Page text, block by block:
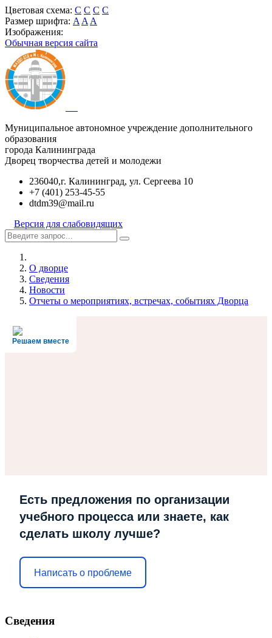
Цветовая схема: C C C C
Размер шрифта: A A A
Изображения:
Обычная версия сайта
Муниципальное автономное учреждение дополнительного
образования
города Калининграда
Дворец творчества детей и молодежи
236040,г. Калининград, ул. Сергеева 10
+7 (401) 253-45-55
dtdm39@mail.ru
Версия для слабовидящих
О дворце
Сведения
Новости
Отчеты о мероприятиях, встречах, событиях Дворца
Решаем вместе
Есть предложения по организации
учебного процесса или знаете, как
сделать школу лучше?
Написать о проблеме
Сведения